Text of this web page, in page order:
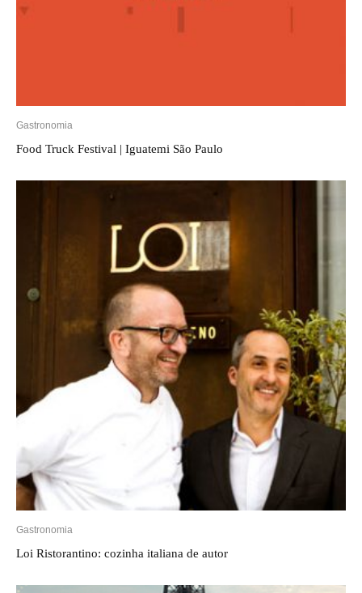
Gastronomia
Food Truck Festival | Iguatemi São Paulo
Gastronomia
Loi Ristorantino: cozinha italiana de autor